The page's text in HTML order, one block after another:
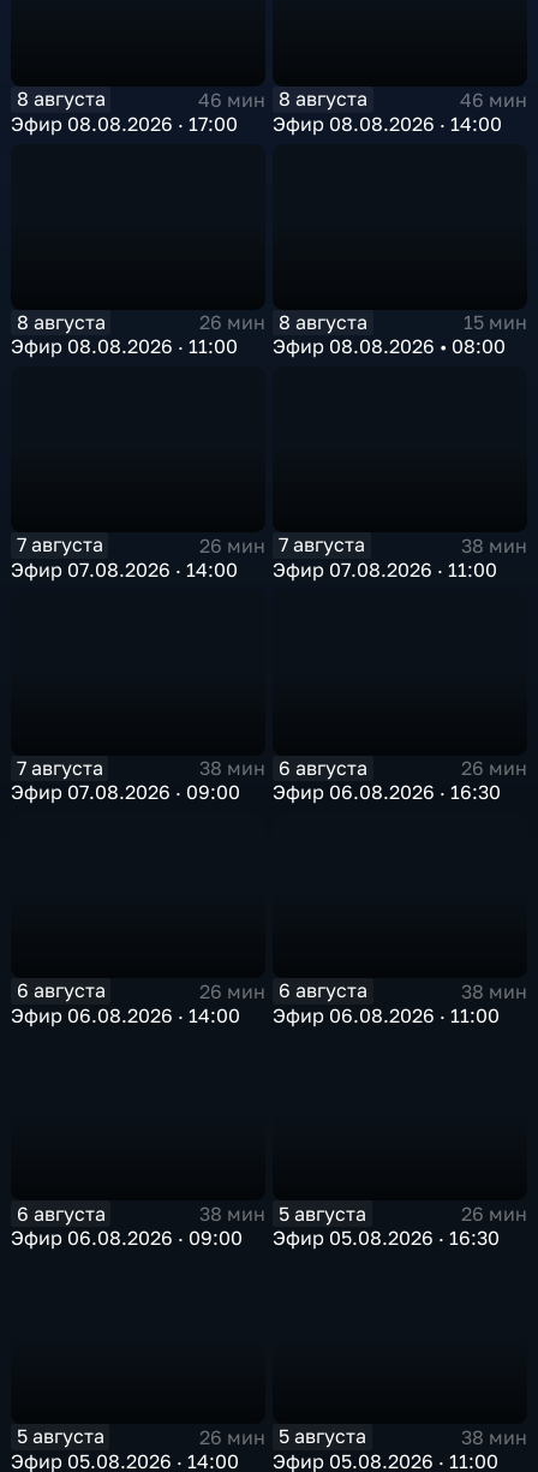
8 августа
46 мин
Эфир 08.08.2026 · 17:00
8 августа
46 мин
Эфир 08.08.2026 · 14:00
8 августа
26 мин
Эфир 08.08.2026 · 11:00
8 августа
15 мин
Эфир 08.08.2026 • 08:00
7 августа
26 мин
Эфир 07.08.2026 · 14:00
7 августа
38 мин
Эфир 07.08.2026 · 11:00
7 августа
38 мин
Эфир 07.08.2026 · 09:00
6 августа
26 мин
Эфир 06.08.2026 · 16:30
6 августа
26 мин
Эфир 06.08.2026 · 14:00
6 августа
38 мин
Эфир 06.08.2026 · 11:00
6 августа
38 мин
Эфир 06.08.2026 · 09:00
5 августа
26 мин
Эфир 05.08.2026 · 16:30
5 августа
26 мин
Эфир 05.08.2026 · 14:00
5 августа
38 мин
Эфир 05.08.2026 · 11:00